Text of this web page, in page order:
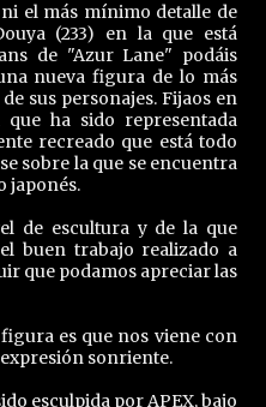
el más mínimo detalle de
(233) en la que está
de "Azur Lane" podáis
nueva figura de lo más
sus personajes. Fijaos en
ha sido representada
recreado que está todo
sobre la que se encuentra
japonés.
de escultura y de la que
buen trabajo realizado a
que podamos apreciar las
es que nos viene con
sonriente.
esculpida por APEX, bajo